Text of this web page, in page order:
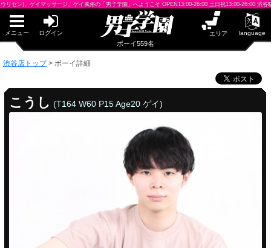
イマッサージ、ゲイ風俗の「男子学園」へようこそ OPEN13:00-26:00 土日祝13:00-26:00 渋谷駅から徒歩10
渋谷店
メニュー ログイン エリア language
ボーイ559名
サテライト大宮
PUA四日市
PUA津
×閉じる
PUA和歌山
PUA奈良
PUA加古川
×閉じる
PUA鹿児島
×閉じる
渋谷店トップ> ボーイ詳細
こうし (T164 W60 P15 Age20 ゲイ)